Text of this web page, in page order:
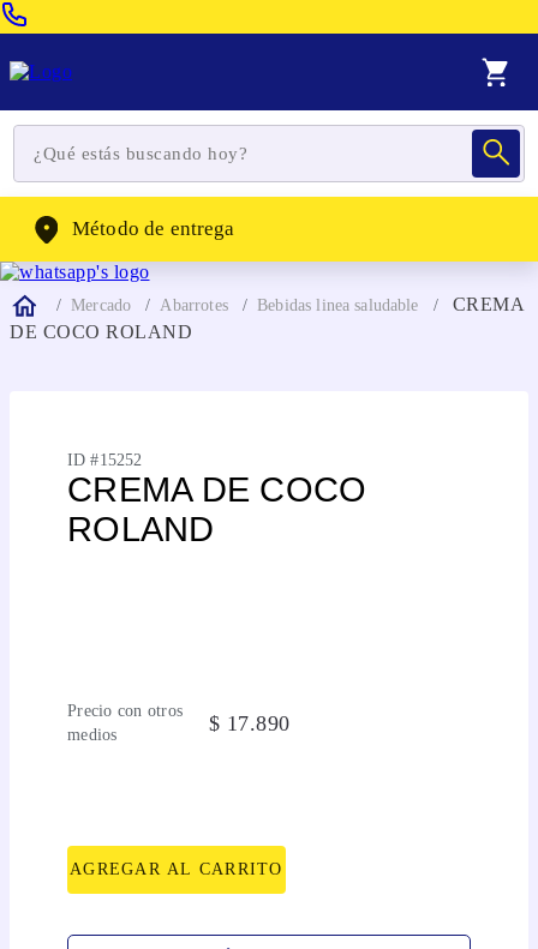
WhatsApp: (302) 262-4104
Método de entrega
Mercado Abarrotes Bebidas linea saludable
CREMA
DE COCO ROLAND
ID #15252
CREMA DE COCO
ROLAND
Precio con otros
medios
$ 17.890
AGREGAR AL CARRITO